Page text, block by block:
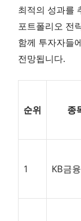
최적의 성과를
포트폴리오 전
함께 투자자들
전망됩니다.
순위 종
1 KB금융